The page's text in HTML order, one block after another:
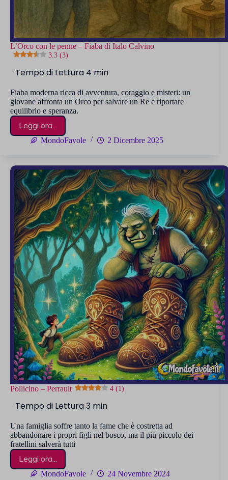
L’Orco con le penne – Fiaba di Italo Calvino
3.3 (3)
Fiaba moderna ricca di avventura, coraggio e misteri: un
giovane affronta un Orco per salvare un Re e riportare
equilibrio e speranza.
Leggi ora...
L’Orco
con
–
Fiaba
di
Italo
Calvino
3.3 (3)
MondoFavole 2 Dicembre 2025
Pollicino – Perrault 4 (1)
Una famiglia soffre tanto la fame che è costretta ad
abbandonare i propri figli nel bosco, ma il più piccolo dei
fratellini salverà tutti
Leggi ora...
Pollicino
–MondoFavole 24 Novembre 2024